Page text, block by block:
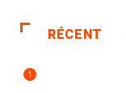
RÉCENT
1